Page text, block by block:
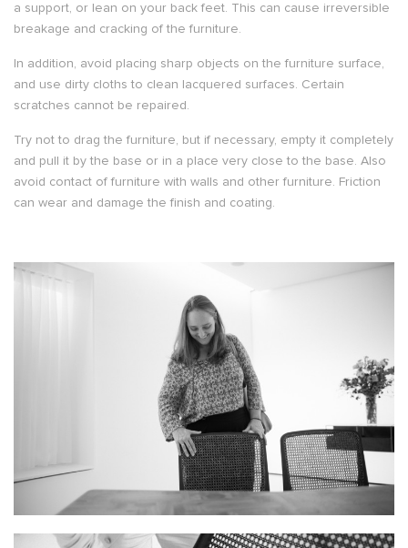
a support, or lean on your back feet. This can cause irreversible
breakage and cracking of the furniture.
In addition, avoid placing sharp objects on the furniture surface,
and use dirty cloths to clean lacquered surfaces. Certain
scratches cannot be repaired.
Try not to drag the furniture, but if necessary, empty it completely
and pull it by the base or in a place very close to the base. Also
avoid contact of furniture with walls and other furniture. Friction
can wear and damage the finish and coating.